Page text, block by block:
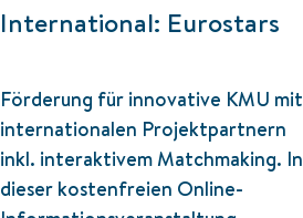
International: Eurostars
Förderung für innovative KMU mit
internationalen Projektpartnern
inkl. interaktivem Matchmaking. In
dieser kostenfreien Online-